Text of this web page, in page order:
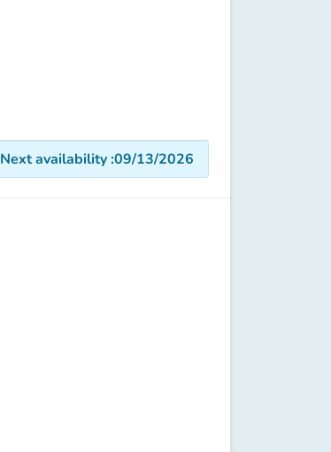
Next availability:09/13/2026